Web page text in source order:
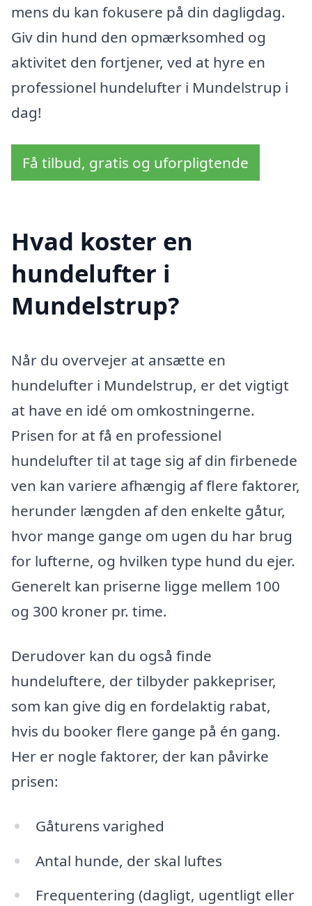
mens du kan fokusere på din dagligdag.
Giv din hund den opmærksomhed og
aktivitet den fortjener, ved at hyre en
professionel hundelufter i Mundelstrup i
dag!
Få tilbud, gratis og uforpligtende
Hvad koster en
hundelufter i
Mundelstrup?
Når du overvejer at ansætte en
hundelufter i Mundelstrup, er det vigtigt
at have en idé om omkostningerne.
Prisen for at få en professionel
hundelufter til at tage sig af din firbenede
ven kan variere afhængig af flere faktorer,
herunder længden af den enkelte gåtur,
hvor mange gange om ugen du har brug
for lufterne, og hvilken type hund du ejer.
Generelt kan priserne ligge mellem 100
og 300 kroner pr. time.
Derudover kan du også finde
hundeluftere, der tilbyder pakkepriser,
som kan give dig en fordelaktig rabat,
hvis du booker flere gange på én gang.
Her er nogle faktorer, der kan påvirke
prisen:
Gåturens varighed
Antal hunde, der skal luftes
Frequentering (dagligt, ugentligt eller